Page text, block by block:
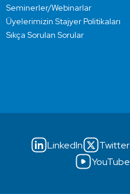
Seminerler/Webinarlar
Üyelerimizin Stajyer Politikaları
Sıkça Sorulan Sorular
LinkedIn Twitter
YouTube